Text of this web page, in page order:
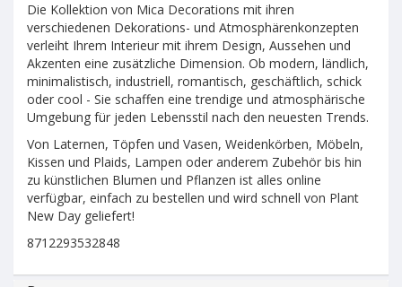
Die Kollektion von Mica Decorations mit ihren
verschiedenen Dekorations- und Atmosphärenkonzepten
verleiht Ihrem Interieur mit ihrem Design, Aussehen und
Akzenten eine zusätzliche Dimension. Ob modern, ländlich,
minimalistisch, industriell, romantisch, geschäftlich, schick
oder cool - Sie schaffen eine trendige und atmosphärische
Umgebung für jeden Lebensstil nach den neuesten Trends.
Von Laternen, Töpfen und Vasen, Weidenkörben, Möbeln,
Kissen und Plaids, Lampen oder anderem Zubehör bis hin
zu künstlichen Blumen und Pflanzen ist alles online
verfügbar, einfach zu bestellen und wird schnell von Plant
New Day geliefert!
8712293532848